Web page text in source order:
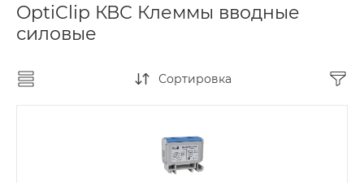
OptiClip КВС Клеммы вводные
силовые
Сортировка